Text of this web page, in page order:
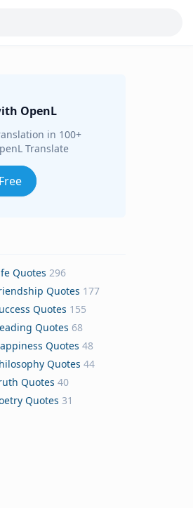
OpenL
in 100+
Translate
Quotes 296
Quotes 177
Quotes 155
Quotes 68
Quotes 48
Quotes 44
Quotes 40
Quotes 31